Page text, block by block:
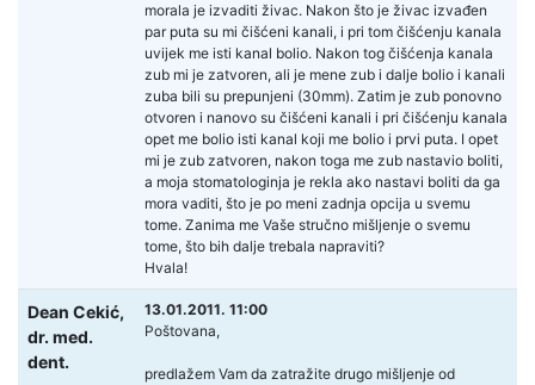
morala je izvaditi živac. Nakon što je živac izvađen
par puta su mi čišćeni kanali, i pri tom čišćenju kanala
uvijek me isti kanal bolio. Nakon tog čišćenja kanala
zub mi je zatvoren, ali je mene zub i dalje bolio i kanali
zuba bili su prepunjeni (30mm). Zatim je zub ponovno
otvoren i nanovo su čišćeni kanali i pri čišćenju kanala
opet me bolio isti kanal koji me bolio i prvi puta. I opet
mi je zub zatvoren, nakon toga me zub nastavio boliti,
a moja stomatologinja je rekla ako nastavi boliti da ga
mora vaditi, što je po meni zadnja opcija u svemu
tome. Zanima me Vaše stručno mišljenje o svemu
tome, što bih dalje trebala napraviti?
Hvala!
Dean Cekić,
dr. med.
dent.
13.01.2011. 11:00
Poštovana,
predlažem Vam da zatražite drugo mišljenje od